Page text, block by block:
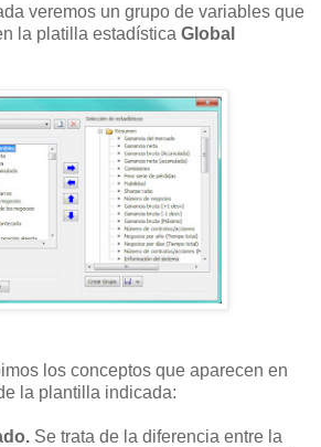
veremos un grupo de variables que
la platilla estadística Global
los conceptos que aparecen en
la plantilla indicada:
Se trata de la diferencia entre la